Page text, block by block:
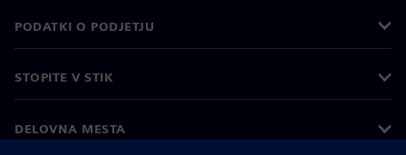
PODATKI O PODJETJU
STOPITE V STIK
DELOVNA MESTA